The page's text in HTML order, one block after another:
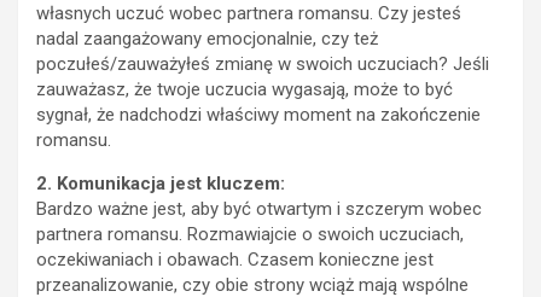
własnych uczuć wobec partnera romansu. Czy jesteś
nadal zaangażowany emocjonalnie, czy też
poczułeś/zauważyłeś zmianę w swoich uczuciach? Jeśli
zauważasz, że twoje uczucia wygasają, może to być
sygnał, że nadchodzi właściwy moment na zakończenie
romansu.
2. Komunikacja jest kluczem:
Bardzo ważne jest, aby być otwartym i szczerym wobec
partnera romansu. Rozmawiajcie o swoich uczuciach,
oczekiwaniach i obawach. Czasem konieczne jest
przeanalizowanie, czy obie strony wciąż mają wspólne